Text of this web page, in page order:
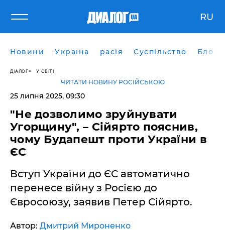
RU
Новини Україна расія Суспільство Блоги
ДІАЛОГ У СВІТІ
ЧИТАТИ НОВИНУ РОСІЙСЬКОЮ
25 липня 2025, 09:30
"Не дозволимо зруйнувати
Угорщину", – Сійярто пояснив,
чому Будапешт проти України в
ЄС
Вступ України до ЄС автоматично
перенесе війну з Росією до
Євросоюзу, заявив Петер Сійярто.
Автор: Дмитрий Мироненко